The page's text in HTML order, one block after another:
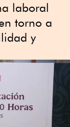
laboral
torno a
y